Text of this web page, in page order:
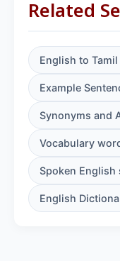
Related
English to
Example
Synonyms and
Vocabulary
Spoken English
English